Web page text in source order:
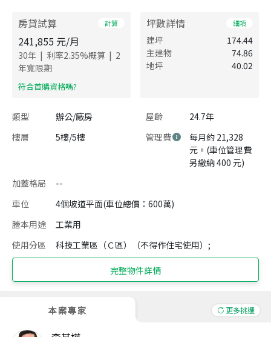
房貸試算 計算
241,855 元/月
30年 | 利率2.35%概算 | 2
年寬限期
​符合首購資格嗎?
坪數詳情 細項
建坪
174.44
主建物
74.86
地坪
40.02
類型 辦公/廠房 屋齡
24.7年
樓層
5樓/5樓 管理費
每月約 21,328
元。(車位管理費
另繳納 400 元)
加蓋格局
--
車位
4個坡道平面(車位總價：600萬)
謄本用途
工業用
使用分區
科技工業區（Ｃ區）（不得作住宅使用）;
完整物件詳情
本案專家 更多挑選